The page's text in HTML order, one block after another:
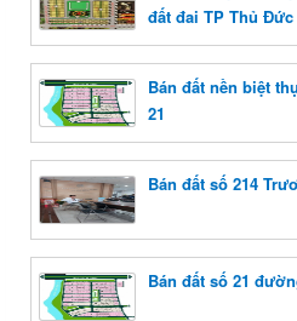
đất đai TP Thủ Đức
Bán đất nền biệt
21
Bán đất số 214
Bán đất số 21